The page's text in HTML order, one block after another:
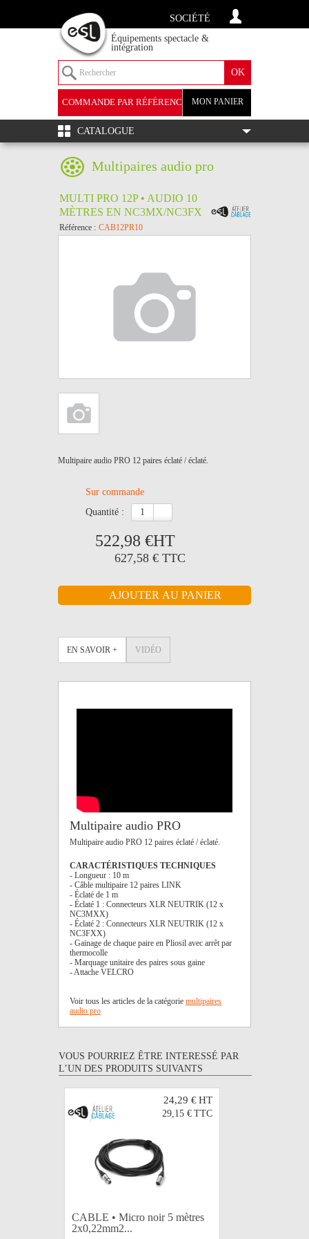
SOCIÉTÉ
Équipements spectacle &
intégration
MON PANIER
COMMANDE PAR RÉFÉRENCE
+
CATALOGUE
Multipaires audio pro
MULTI PRO 12P • AUDIO 10
MÈTRES EN NC3MX/NC3FX
Référence : CAB12PR10
Multipaire audio PRO 12 paires éclaté / éclaté.
Sur commande
quantité :
522,98 €HT
627,58 € TTC
EN SAVOIR + VIDÉO
Multipaire audio PRO
Multipaire audio PRO 12 paires éclaté / éclaté.
CARACTÉRISTIQUES TECHNIQUES
- Longueur : 10 m
- Câble multipaire 12 paires LINK
- Éclaté de 1 m
- Éclaté 1 : Connecteurs XLR NEUTRIK (12 x
NC3MXX)
- Éclaté 2 : Connecteurs XLR NEUTRIK (12 x
NC3FXX)
- Gainage de chaque paire en Pliosil avec arrêt par
thermocolle
- Marquage unitaire des paires sous gaine
- Attache VELCRO
Voir tous les articles de la catégorie multipaires
audio pro
VOUS POURRIEZ ÊTRE INTERESSÉ PAR
L’UN DES PRODUITS SUIVANTS
24,29 €HT
29,15 € TTC
CABLE • Micro noir 5 mètres
2x0,22mm2...